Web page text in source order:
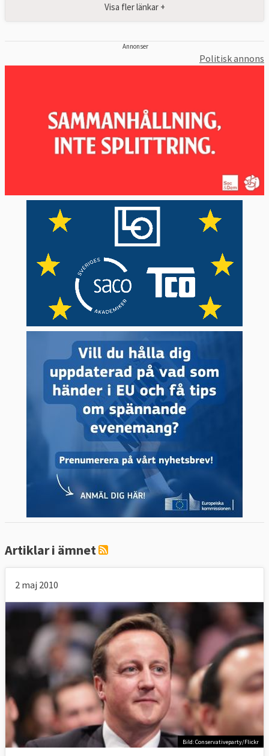
Visa fler länkar +
Annonser
Politisk annons
Artiklar i ämnet
2 maj 2010
Bild: Conservativeparty/Flickr